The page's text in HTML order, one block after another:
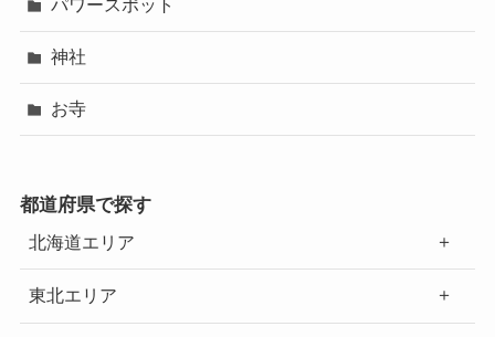
パワースポット
神社
お寺
都道府県で探す
北海道エリア
東北エリア